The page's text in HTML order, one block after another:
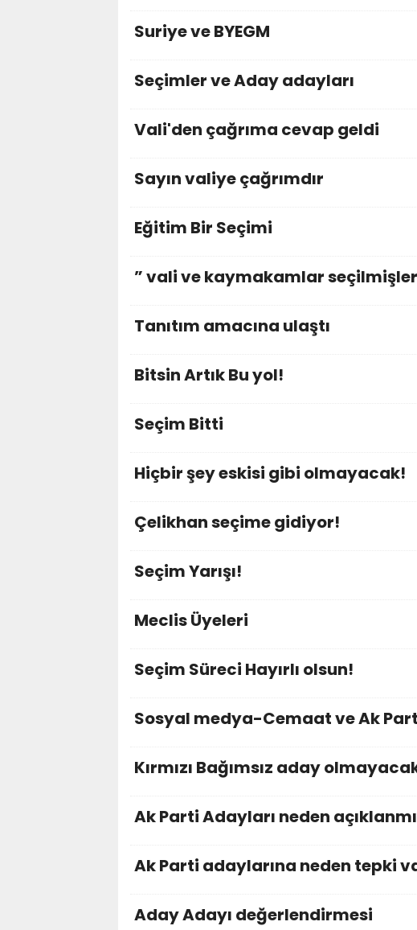
Suriye ve BYEGM
Seçimler ve Aday adayları
Vali'den çağrıma cevap geldi
Sayın valiye çağrımdır
Eğitim Bir Seçimi
” vali ve kaymakamlar
Tanıtım amacına ulaştı
Bitsin Artık Bu yol!
Seçim Bitti
Hiçbir şey eskisi gibi olmayacak!
Çelikhan seçime gidiyor!
Seçim Yarışı!
Meclis Üyeleri
Seçim Süreci Hayırlı olsun!
Sosyal medya-Cemaat ve Ak
Kırmızı Bağımsız aday
Ak Parti Adayları neden
Ak Parti adaylarına neden tepki
Aday Adayı değerlendirmesi